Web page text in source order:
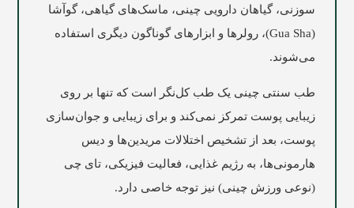
سوزنی، گیاهان دارویی چینی، ماسک‌های گیاهی، گوآشا
(Gua Sha)، رولرها و ابزارهای گوناگون دیگری استفاده
می‌شوند.
طب سنتی چینی یک طب کل‌نگر است که تنها بر روی
زیبایی پوست تمرکز نمی‌کند و برای زیبایی و جوان‌سازی
پوست، بعد از تشخیص اختلالات مریدین‌ها و دیس
هارمونی‌ها، به رژیم غذایی، فعالیت فیزیکی، تای چی
(نوعی ورزش چینی) نیز توجه خاصی دارد.